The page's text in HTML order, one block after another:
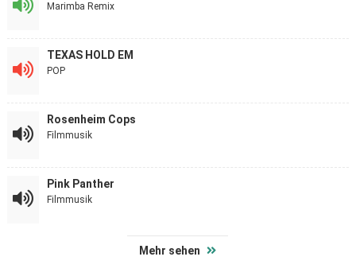
Marimba Remix
TEXAS HOLD EM
POP
Rosenheim Cops
Filmmusik
Pink Panther
Filmmusik
Mehr sehen